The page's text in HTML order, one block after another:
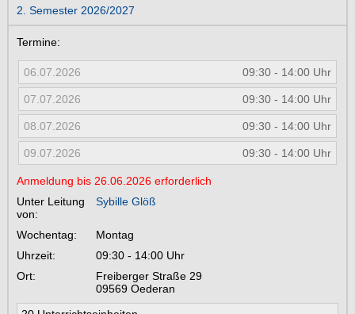
2. Semester 2026/2027
Termine:
09:30 - 14:00 Uhr
06.07.2026
09:30 - 14:00 Uhr
07.07.2026
09:30 - 14:00 Uhr
08.07.2026
09:30 - 14:00 Uhr
09.07.2026
Anmeldung bis 26.06.2026 erforderlich
Unter Leitung
von:
Sybille Glöß
Wochentag:
Montag
Uhrzeit:
09:30 - 14:00 Uhr
Ort:
Freiberger Straße 29
09569 Oederan